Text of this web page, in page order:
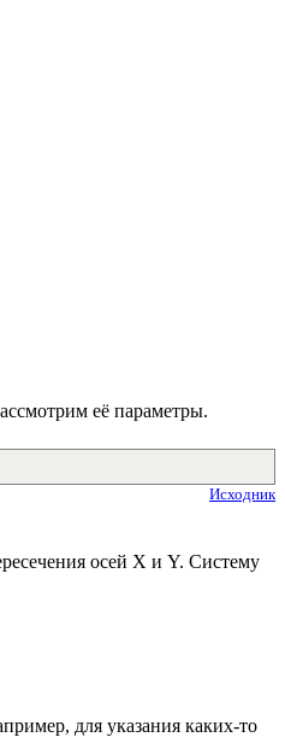
её параметры.
Исходник
осей X и Y. Систему
для указания каких-то